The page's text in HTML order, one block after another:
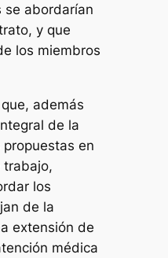
se abordarían
y que
los miembros
además
de la
propuestas en
trabajo,
los
de la
extensión de
médica